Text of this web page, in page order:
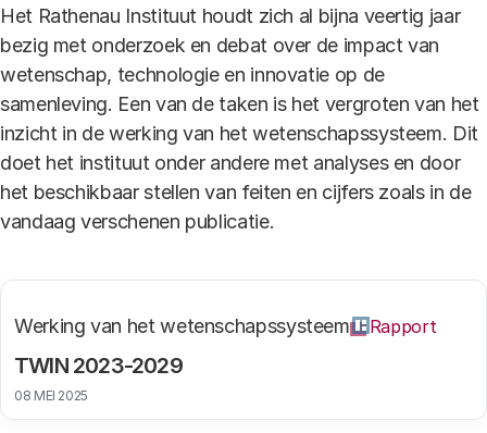
Het Rathenau Instituut houdt zich al bijna veertig jaar
bezig met onderzoek en debat over de impact van
wetenschap, technologie en innovatie op de
samenleving. Een van de taken is het vergroten van het
inzicht in de werking van het wetenschapssysteem. Dit
doet het instituut onder andere met analyses en door
het beschikbaar stellen van feiten en cijfers zoals in de
vandaag verschenen publicatie.
TWIN 2023-2029
Werking van het wetenschapssysteem Rapport
08 MEI 2025